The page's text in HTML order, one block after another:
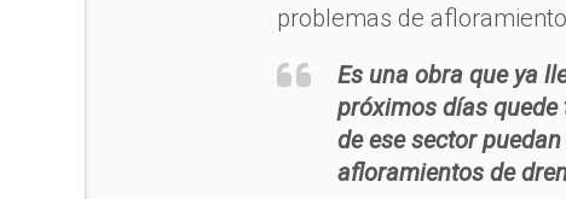
problemas de
Es una obra que ya
próximos días
de ese sector
afloramientos de